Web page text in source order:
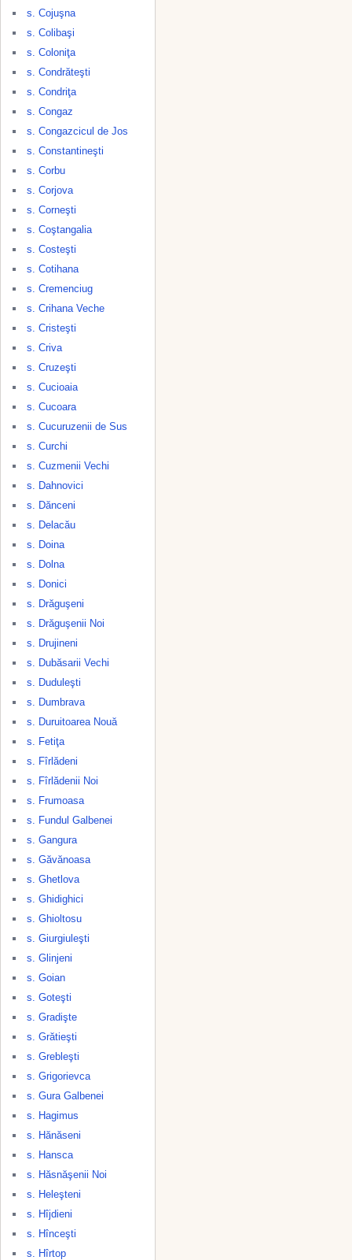
s. Cojuşna
s. Colibaşi
s. Coloniţa
s. Condrăteşti
s. Condriţa
s. Congaz
s. Congazcicul de Jos
s. Constantineşti
s. Corbu
s. Corjova
s. Corneşti
s. Coştangalia
s. Costeşti
s. Cotihana
s. Cremenciug
s. Crihana Veche
s. Cristeşti
s. Criva
s. Cruzeşti
s. Cucioaia
s. Cucoara
s. Cucuruzenii de Sus
s. Curchi
s. Cuzmenii Vechi
s. Dahnovici
s. Dănceni
s. Delacău
s. Doina
s. Dolna
s. Donici
s. Drăguşeni
s. Drăguşenii Noi
s. Drujineni
s. Dubăsarii Vechi
s. Duduleşti
s. Dumbrava
s. Duruitoarea Nouă
s. Fetiţa
s. Fîrlădeni
s. Fîrlădenii Noi
s. Frumoasa
s. Fundul Galbenei
s. Gangura
s. Găvănoasa
s. Ghetlova
s. Ghidighici
s. Ghioltosu
s. Giurgiuleşti
s. Glinjeni
s. Goian
s. Goteşti
s. Gradişte
s. Grătieşti
s. Grebleşti
s. Grigorievca
s. Gura Galbenei
s. Hagimus
s. Hănăseni
s. Hansca
s. Hăsnăşenii Noi
s. Heleşteni
s. Hîjdieni
s. Hînceşti
s. Hîrtop